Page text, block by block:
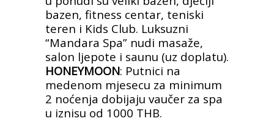
bazen, fitness centar, teniski
teren i Kids Club. Luksuzni
“Mandara Spa” nudi masaže,
salon ljepote i saunu (uz doplatu).
HONEYMOON: Putnici na
medenom mjesecu za minimum
2 noćenja dobijaju vaučer za spa
u iznisu od 1000 THB.